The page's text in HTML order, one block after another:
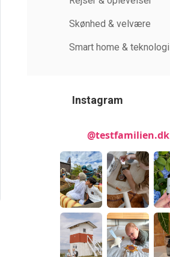
Skønhed & velvære
Smart home & teknologi
Instagram
@testfamilien.dk